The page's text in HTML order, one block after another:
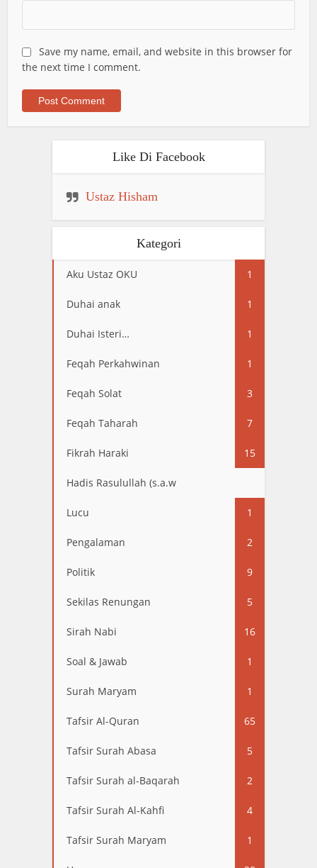
Save my name, email, and website in this browser for
the next time I comment.
Like Di Facebook
Ustaz Hisham
Kategori
Aku Ustaz OKU 1
Duhai anak 1
Duhai Isteri… 1
Feqah Perkahwinan 1
Feqah Solat 3
Feqah Taharah 7
Fikrah Haraki 15
Hadis Rasulullah (s.a.w
Lucu 1
Pengalaman 2
Politik 9
Sekilas Renungan 5
Sirah Nabi 16
Soal & Jawab 1
Surah Maryam 1
Tafsir Al-Quran 65
Tafsir Surah Abasa 5
Tafsir Surah al-Baqarah 2
Tafsir Surah Al-Kahfi 4
Tafsir Surah Maryam 1